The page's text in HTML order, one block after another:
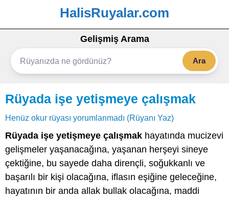
HalisRuyalar.com
Gelişmiş Arama
Ara
Rüyada işe yetişmeye çalışmak
Henüz okur rüyası yorumlanmadı (Rüyanı Yaz)
Rüyada işe yetişmeye çalışmak hayatında mucizevi
gelişmeler yaşanacağına, yaşanan herşeyi sineye
çektiğine, bu sayede daha dirençli, soğukkanlı ve
başarılı bir kişi olacağına, iflasın eşiğine geleceğine,
hayatının bir anda allak bullak olacağına, maddi